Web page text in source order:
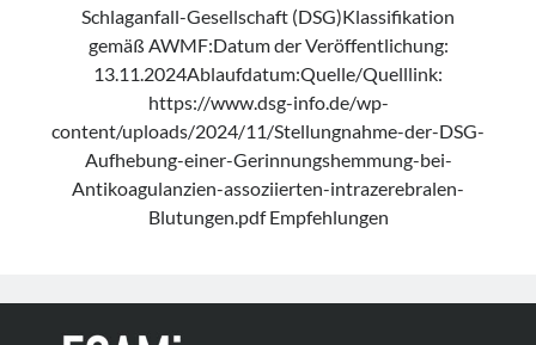
Schlaganfall-Gesellschaft (DSG)Klassifikation
gemäß AWMF:Datum der Veröffentlichung:
13.11.2024Ablaufdatum:Quelle/Quelllink:
https://www.dsg-info.de/wp-
content/uploads/2024/11/Stellungnahme-der-DSG-
Aufhebung-einer-Gerinnungshemmung-bei-
Antikoagulanzien-assoziierten-intrazerebralen-
Blutungen.pdf Empfehlungen